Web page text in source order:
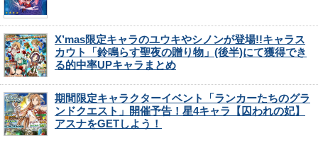
X’mas限定キャラのユウキやシノンが登場!!キャラス
カウト「鈴鳴らす聖夜の贈り物」(後半)にて獲得でき
る的中率UPキャラまとめ
期間限定キャラクターイベント「ランカーたちのグラ
ンドクエスト」開催予告！星4キャラ【囚われの妃】
アスナをGETしよう！